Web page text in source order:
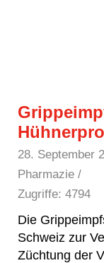
28. September
Pharmazie /
Zugriffe: 4794
Die
Schweiz zur
Züchtung der